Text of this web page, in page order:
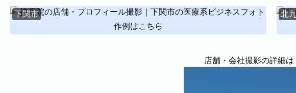
私たちにできること
写真撮影・動画撮影・WEBサイト制作を行っています。
WEBサイト制作
下関市
作例はこちら
北
店舗・会社撮影の詳細は